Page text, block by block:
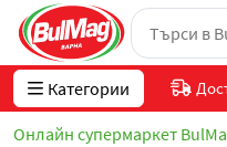
Категории
Онлайн супермаркет